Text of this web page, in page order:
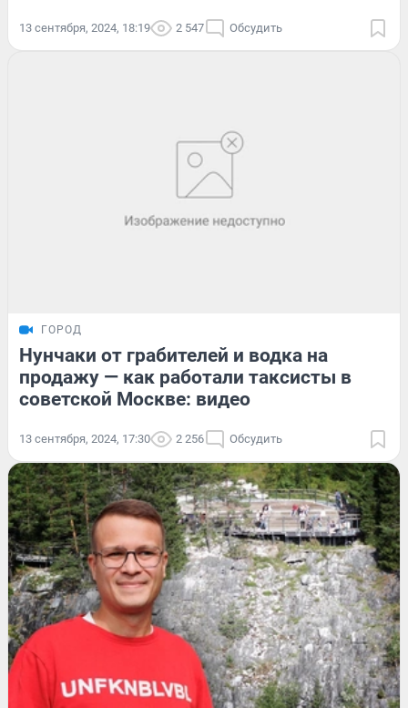
13 сентября, 2024, 18:19 2 547 Обсудить
ГОРОД
Нунчаки от грабителей и водка на
продажу — как работали таксисты в
советской Москве: видео
13 сентября, 2024, 17:30 2 256 Обсудить